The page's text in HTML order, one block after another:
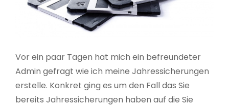
Vor ein paar Tagen hat mich ein befreundeter
Admin gefragt wie ich meine Jahressicherungen
erstelle. Konkret ging es um den Fall das Sie
bereits Jahressicherungen haben auf die Sie